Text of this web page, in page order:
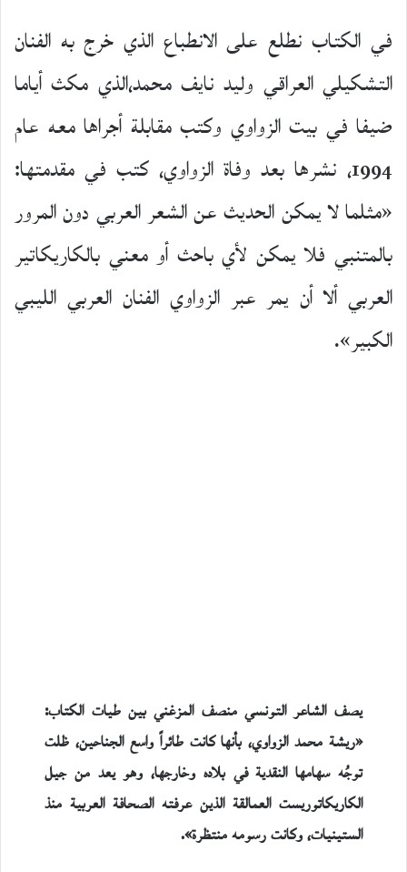
في الكتاب نطلع على الانطباع الذي خرج به الفنان
التشكيلي العراقي وليد نايف محمد،الذي مكث أياما
ضيفا في بيت الزواوي وكتب مقابلة أجراها معه عام
1994، نشرها بعد وفاة الزواوي، كتب في مقدمتها:
«مثلما لا يمكن الحديث عن الشعر العربي دون المرور
بالمتنبي فلا يمكن لأي باحث أو معني بالكاريكاتير
العربي ألا أن يمر عبر الزواوي الفنان العربي الليبي
الكبير».
يصف الشاعر التونسي منصف المزغني بين طيات الكتاب:
«ريشة محمد الزواوي، بأنها كانت طائراً واسع الجناحين، ظلت
توجُه سهامها النقدية في بلاده وخارجها، وهو يعد من جيل
الكاريكاتوريست العمالقة الذين عرفته الصحافة العربية منذ
الستينيات، وكانت رسومه منتظرة».